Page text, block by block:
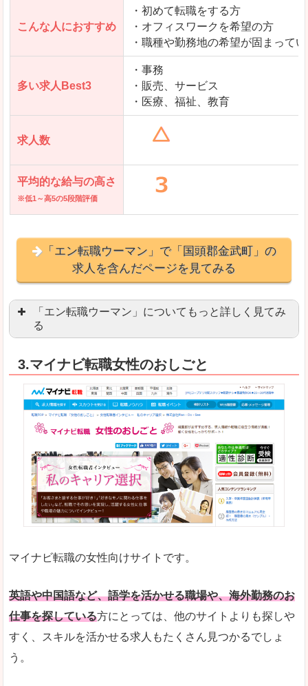
「とらばーゆ」で「国頭郡金武町」の
求人を含んだページを見てみる
こんな人におすすめ
・初めて転職をする方
・オフィスワークを希望の方
・職種や勤務地の希望が固まって
多い求人Best3
・事務
・販売、サービス
・医療、福祉、教育
求人数
平均的な給与の高さ
※低1～高5の5段階評価
「エン転職ウーマン」で「国頭郡金武町」の
求人を含んだページを見てみる
「エン転職ウーマン」についてもっと詳しく見てみ
る
良いところ
職種や勤務地など、すでに次のお仕事がイメージ
転職Q＆Aやノウハウが豊富なうえ、面接サポー
悪いところ
求人の掲載数が少ないです。
TOPページからこだわりや条件などをクイックに
はじめての転職や、転職活動において不安や心配
自分でうまく仕事を探せなくても、会員登録をす
人気度 「エン転職」全体として、会員数がとても多い印
3.マイナビ転職女性のおしごと
マイナビ転職の女性向けサイトです。
英語や中国語など、語学を活かせる職場や、海外勤務のお
仕事を探している方にとっては、他のサイトよりも探しや
すく、スキルを活かせる求人もたくさん見つかるでしょ
う。